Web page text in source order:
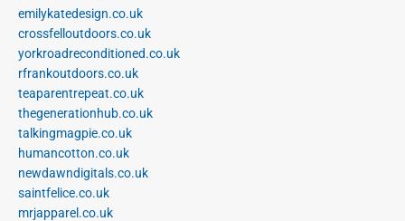
emilykatedesign.co.uk
crossfelloutdoors.co.uk
yorkroadreconditioned.co.uk
rfrankoutdoors.co.uk
teaparentrepeat.co.uk
thegenerationhub.co.uk
talkingmagpie.co.uk
humancotton.co.uk
newdawndigitals.co.uk
saintfelice.co.uk
mrjapparel.co.uk